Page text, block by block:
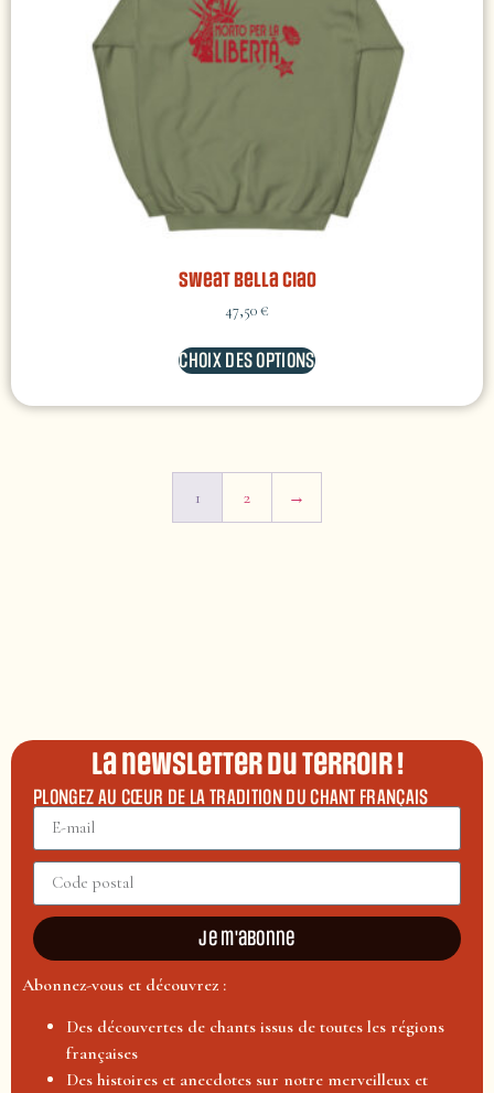
Sweat Bella Ciao
47,50€
CHOIX DES OPTIONS
1 2 →
La newsletter du terroir !
PLONGEZ AU CŒUR DE LA TRADITION DU CHANT FRANÇAIS
Je m'abonne
Abonnez-vous et découvrez :
Des découvertes de chants issus de toutes les régions
françaises
Des histoires et anecdotes sur notre merveilleux et